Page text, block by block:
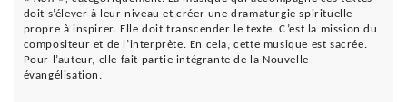
doit s’élever à leur niveau et créer une dramaturgie spirituelle
propre à inspirer. Elle doit transcender le texte. C’est la mission du
compositeur et de l’interprète. En cela, cette musique est sacrée.
Pour l’auteur, elle fait partie intégrante de la Nouvelle
évangélisation.